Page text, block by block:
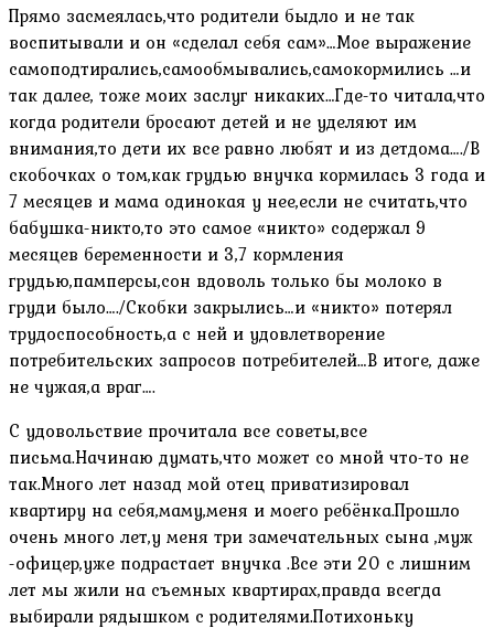
Прямо засмеялась,что родители быдло и не так
воспитывали и он «сделал себя сам»…Мое выражение
самоподтирались,самообмывались,самокормились …и
так далее, тоже моих заслуг никаких…Где-то читала,что
когда родители бросают детей и не уделяют им
внимания,то дети их все равно любят и из детдома…./В
скобочках о том,как грудью внучка кормилась 3 года и
7 месяцев и мама одинокая у нее,если не считать,что
бабушка-никто,то это самое «никто» содержал 9
месяцев беременности и 3,7 кормления
грудью,памперсы,сон вдоволь только бы молоко в
груди было…./Скобки закрылись…и «никто» потерял
трудоспособность,а с ней и удовлетворение
потребительских запросов потребителей…В итоге, даже
не чужая,а враг….
С удовольствие прочитала все советы,все
письма.Начинаю думать,что может со мной что-то не
так.Много лет назад мой отец приватизировал
квартиру на себя,маму,меня и моего ребёнка.Прошло
очень много лет,у меня три замечательных сына ,муж
-офицер,уже подрастает внучка .Все эти 20 с лишним
лет мы жили на съемных квартирах,правда всегда
выбирали рядышком с родителями.Потихоньку